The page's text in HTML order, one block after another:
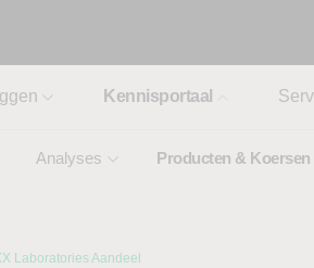
Kennisportaal
Analyses Producten & Koersen
Laboratories Aandeel